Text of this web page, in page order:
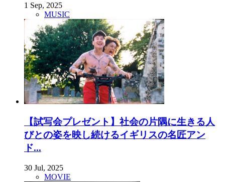
1 Sep, 2025
MUSIC
【試写会プレゼント】社会の片隅に生きる人
びとの姿を映し続けるイギリスの名匠アン
ド...
30 Jul, 2025
MOVIE